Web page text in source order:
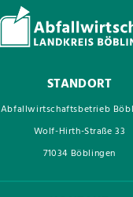
STANDORT
Abfallwirtschaftsbetrieb
Wolf-Hirth-Straße 33
71034 Böblingen